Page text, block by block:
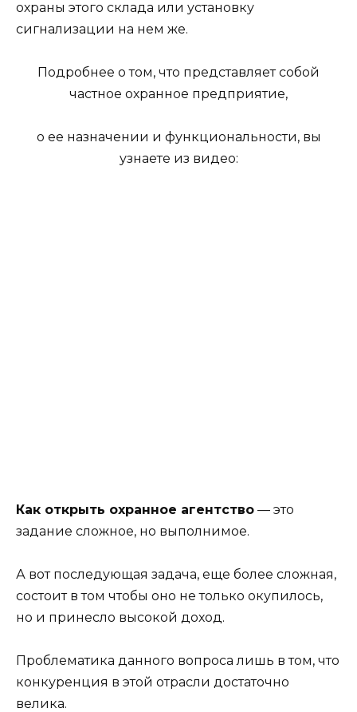
охраны этого склада или установку
сигнализации на нем же.
Подробнее о том, что представляет собой
частное охранное предприятие,
о ее назначении и функциональности, вы
узнаете из видео:
Как открыть охранное агентство — это
задание сложное, но выполнимое.
А вот последующая задача, еще более сложная,
состоит в том чтобы оно не только окупилось,
но и принесло высокой доход.
Проблематика данного вопроса лишь в том, что
конкуренция в этой отрасли достаточно
велика.